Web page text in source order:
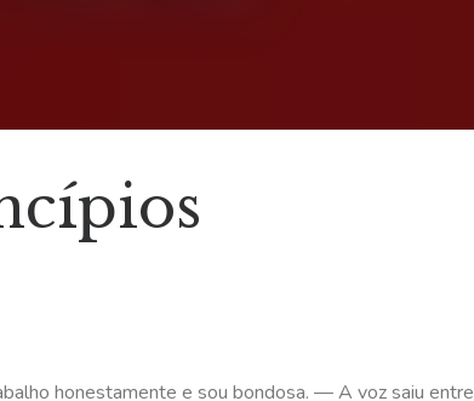
honestamente e sou bondosa. — A voz saiu entre